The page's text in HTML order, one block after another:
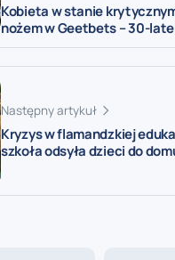
Kobieta w stanie
nożem w Geetbets – 30-
Następny artykuł
Kryzys w flamandzkiej
szkoła odsyła dzieci do